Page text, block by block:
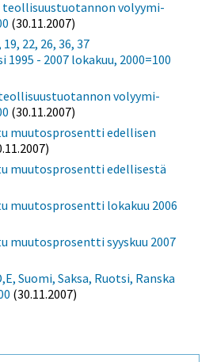
volyymi-
(30.11.2007)
22, 26, 36, 37
- 2007 lokakuu, 2000=100
volyymi-
(30.11.2007)
muutosprosentti edellisen
muutosprosentti edellisestä
muutosprosentti lokakuu 2006
syyskuu 2007
Suomi, Saksa, Ruotsi, Ranska
(30.11.2007)